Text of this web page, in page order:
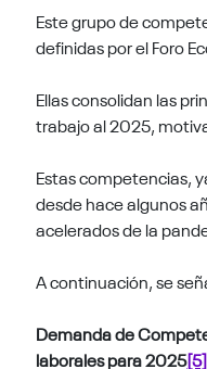
Este grupo de
definidas por el Foro
Ellas consolidan las
trabajo al 2025,
Estas competencias,
desde hace algunos
acelerados de la
A continuación, se
Demanda de
laborales para 2025[5]